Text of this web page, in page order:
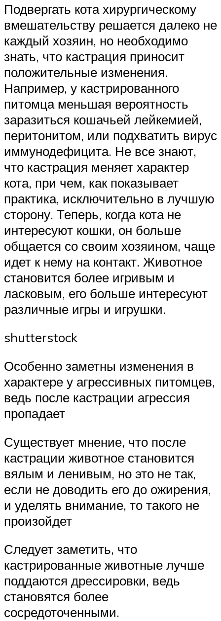
Подвергать кота хирургическому
вмешательству решается далеко не
каждый хозяин, но необходимо
знать, что кастрация приносит
положительные изменения.
Например, у кастрированного
питомца меньшая вероятность
заразиться кошачьей лейкемией,
перитонитом, или подхватить вирус
иммунодефицита. Не все знают,
что кастрация меняет характер
кота, при чем, как показывает
практика, исключительно в лучшую
сторону. Теперь, когда кота не
интересуют кошки, он больше
общается со своим хозяином, чаще
идет к нему на контакт. Животное
становится более игривым и
ласковым, его больше интересуют
различные игры и игрушки.
shutterstock
Особенно заметны изменения в
характере у агрессивных питомцев,
ведь после кастрации агрессия
пропадает
Существует мнение, что после
кастрации животное становится
вялым и ленивым, но это не так,
если не доводить его до ожирения,
и уделять внимание, то такого не
произойдет
Следует заметить, что
кастрированные животные лучше
поддаются дрессировки, ведь
становятся более
сосредоточенными.